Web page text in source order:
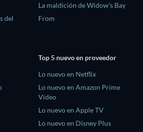
del
La maldición de Widow's Bay
From
Top 5 nuevo en proveedor
Lo nuevo en Netflix
Lo nuevo en Amazon Prime
Video
Lo nuevo en Apple TV
Lo nuevo en Disney Plus